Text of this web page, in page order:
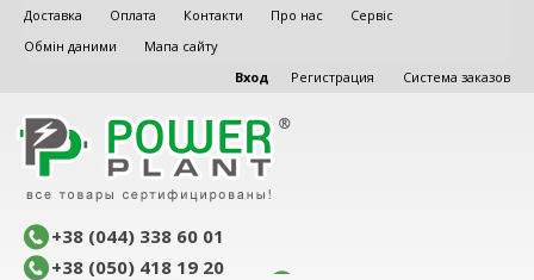
Доставка Оплата Контакти Про нас
Сервіс
Обмін даними
Мапа сайту
Вход
Регистрация Система заказов
+38 (044) 338 60 01
+38 (050) 418 19 20